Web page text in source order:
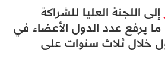
إلى اللجنة العليا للشراكة
ما يرفع عدد الدول الأعضاء في
خلال ثلاث سنوات على